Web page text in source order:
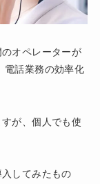
オペレーターが
電話業務の効率化
が、個人でも使
してみたもの